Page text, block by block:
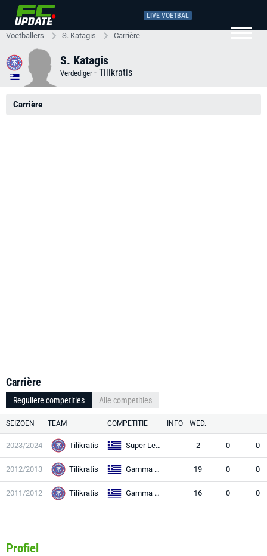
LIVE VOETBAL
Voetballers S. Katagis Carrière
S. Katagis
Verdediger - Tilikratis
Carrière
Carrière
Reguliere competities Alle competities
SEIZOEN TEAM COMPETITIE INFO WED.
2023/2024 Tilikratis Super League 2 2 0 0
2012/2013 Tilikratis Gamma Ethniki 19 0 0
2011/2012 Tilikratis Gamma Ethniki 16 0 0
Profiel